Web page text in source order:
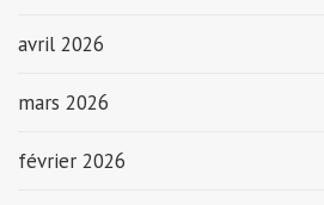
avril 2026
mars 2026
février 2026